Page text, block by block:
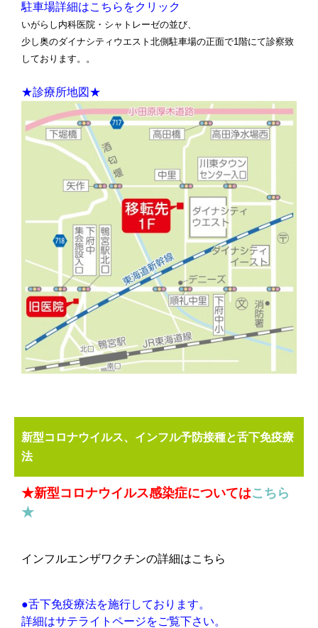
駐車場詳細はこちらをクリック
いがらし内科医院・シャトレーゼの並び、
少し奥のダイナシティウエスト北側駐車場の正面で1階にて診察致
しております。。
★診療所地図★
新型コロナウイルス、インフル予防接種と舌下免疫療
法
★新型コロナウイルス感染症についてはこちら
★
インフルエンザワクチンの詳細はこちら
●舌下免疫療法を施行しております。
詳細はサテライトページをご覧下さい。